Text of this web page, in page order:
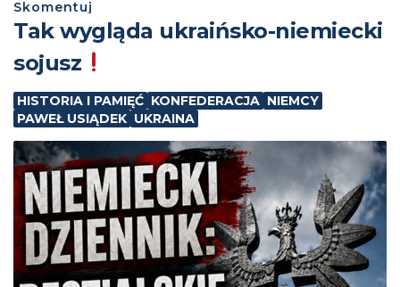
Skomentuj
Tak wygląda ukraińsko-niemiecki
sojusz
HISTORIA I PAMIĘĆ KONFEDERACJA NIEMCY
PAWEŁ USIĄDEK UKRAINA